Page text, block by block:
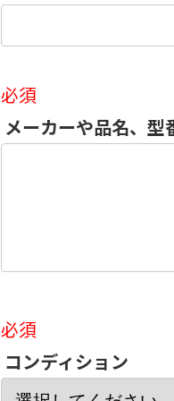
必須
メーカーや品名、型
必須
コンディション